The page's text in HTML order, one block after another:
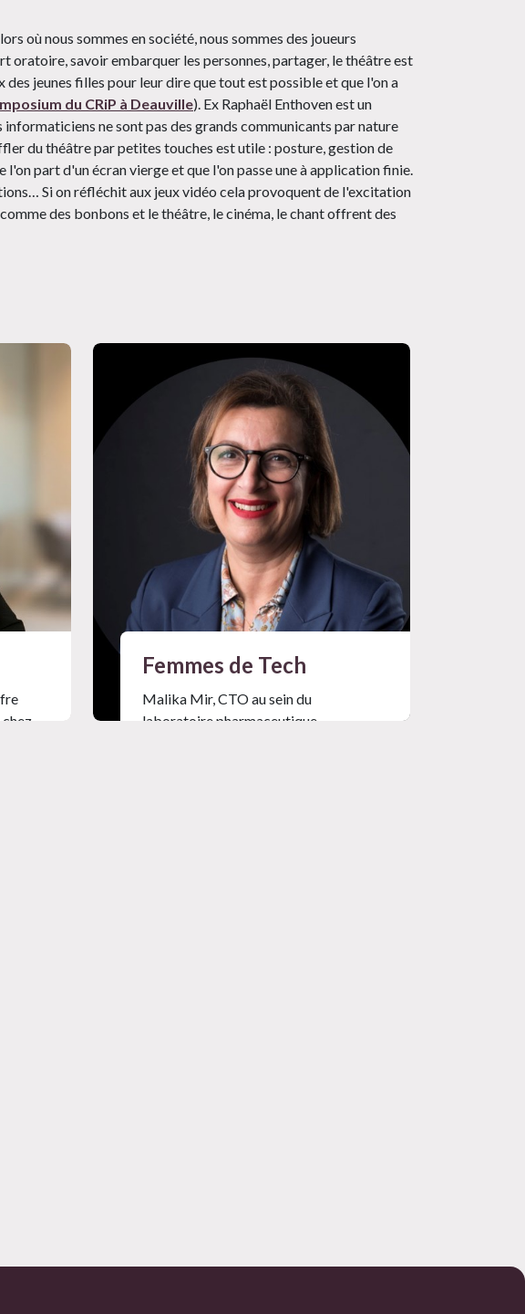
où nous sommes en société, nous sommes des joueurs
oratoire, savoir embarquer les personnes, partager, le théâtre est
jeunes filles pour leur dire que tout est possible et que l'on a
du CRiP à Deauville). Ex Raphaël Enthoven est un
ne sont pas des grands communicants par nature
du théâtre par petites touches est utile : posture, gestion de
part d'un écran vierge et que l'on passe une à application finie.
Si on réfléchit aux jeux vidéo cela provoquent de l'excitation
des bonbons et le théâtre, le cinéma, le chant offrent des
Femmes de Tech
Malika Mir, CTO au sein du
laboratoire pharmaceutique